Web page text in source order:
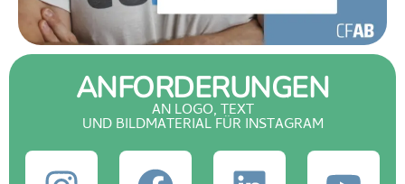
ANFORDERUNGEN
AN LOGO, TEXT
UND BILDMATERIAL FÜR INSTAGRAM